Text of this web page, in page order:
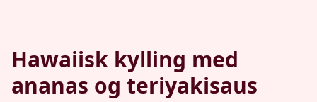
Hawaiisk kylling med
ananas og teriyakisaus